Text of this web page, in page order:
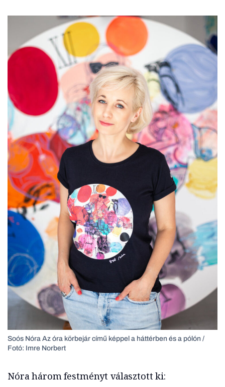
Soós Nóra Az óra körbejár című képpel a háttérben és a pólón /
Fotó: Imre Norbert
Nóra három festményt választott ki: